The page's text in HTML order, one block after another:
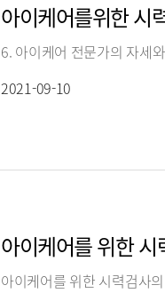
아이케어를위한 시
2021-09-10
아이케어를 위한